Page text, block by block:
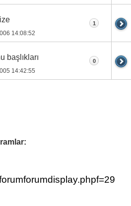
14:08:52
1
başlıkları
14:42:55
0